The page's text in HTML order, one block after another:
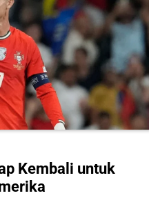
Kembali untuk